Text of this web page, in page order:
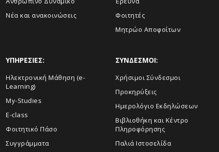
Νέα και ανακοινώσεις
Φοιτητές
Μητρώο Αποφοίτων
ΥΠΗΡΕΣΙΕΣ:
Ηλεκτρονική Μάθηση (e-
Learning)
My-Studies
E-class
Φοιτητικό Πάσο
Συγγράμματα
ΣΥΝΔΕΣΜΟΙ:
Χρήσιμοι Σύνδεσμοι
Προκηρύξεις
Ημερολόγιο Εκδηλώσεων
Βιβλιοθήκη και Κέντρο
Πληροφόρησης
Παλιά Ιστοσελίδα